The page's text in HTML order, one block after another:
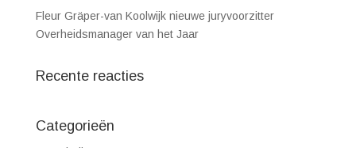
Fleur Gräper-van Koolwijk nieuwe juryvoorzitter
Overheidsmanager van het Jaar
Recente reacties
Categorieën